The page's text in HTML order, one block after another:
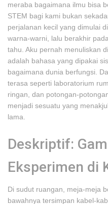
meraba bagaimana ilmu bisa
STEM bagi kami bukan
perjalanan kecil yang dimulai
warna-warni, lalu berakhir
tahu. Aku pernah menuliskan
adalah bahasa yang dipakai
bagaimana dunia berfungsi.
terasa seperti laboratorium
ringan, dan potongan-
menjadi sesuatu yang
lama.
Deskriptif:
Eksperimen di
Di sudut ruangan, meja-meja
bawahnya tersimpan kabel-